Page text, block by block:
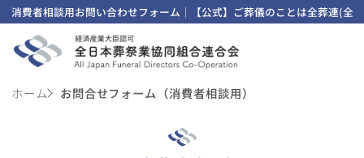
消費者相談用お問い合わせフォーム｜【公式】ご葬儀のことは全葬連(全
ホーム お問合せフォーム（消費者相談用）